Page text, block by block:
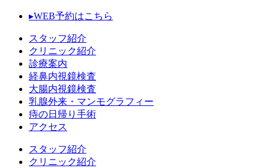
▸WEB予約はこちら
スタッフ紹介
クリニック紹介
診療案内
経鼻内視鏡検査
大腸内視鏡検査
乳腺外来・マンモグラフィー
痔の日帰り手術
アクセス
スタッフ紹介
クリニック紹介